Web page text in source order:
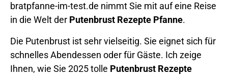
bratpfanne-im-test.de nimmt Sie mit auf eine Reise
in die Welt der Putenbrust Rezepte Pfanne.
Die Putenbrust ist sehr vielseitig. Sie eignet sich für
schnelles Abendessen oder für Gäste. Ich zeige
Ihnen, wie Sie 2025 tolle Putenbrust Rezepte